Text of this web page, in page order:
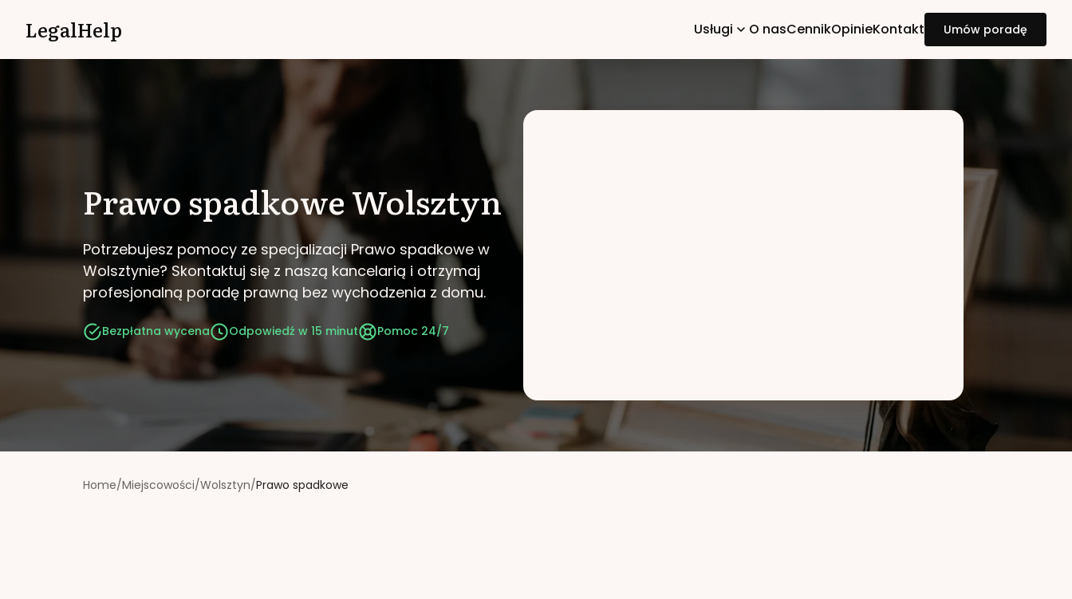
LegalHelp Usługi O nasCennikOpinieKontakt Umów poradę
Prawo spadkoweWolsztyn
Potrzebujesz pomocy ze specjalizacji Prawo spadkowe w
Wolsztynie? Skontaktuj się z naszą kancelarią i otrzymaj
profesjonalną poradę prawną bez wychodzenia z domu.
Bezpłatna wycena Odpowiedź w 15 minut Pomoc 24/7
Home/Miejscowości/Wolsztyn/Prawo spadkowe